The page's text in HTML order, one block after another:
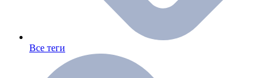
Все теги